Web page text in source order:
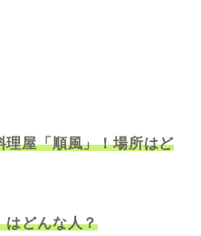
理屋「順風」！場所はど
はどんな人？